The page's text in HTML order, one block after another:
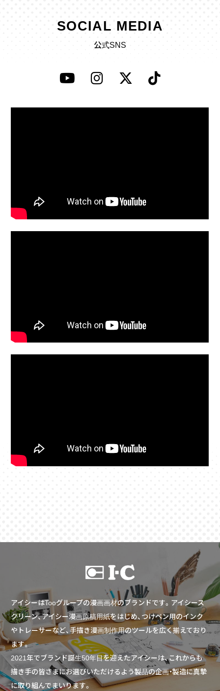
SOCIAL MEDIA
公式SNS
アイシーはTooグループの漫画画材のブランドです。アイシース
クリーン、アイシー漫画原稿用紙をはじめ、つけペン用のインク
やトレーサーなど、手描き漫画制作用のツールを広く揃えており
ます。
2021年でブランド誕生50年目を迎えたアイシーは、これからも
描き手の皆さまにお選びいただけるよう製品の企画・製造に真摯
に取り組んでまいります。